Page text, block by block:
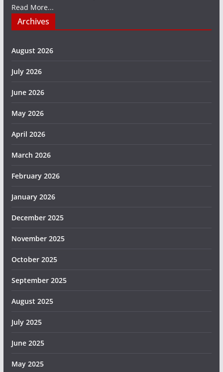
Read More...
Archives
August 2026
July 2026
June 2026
May 2026
April 2026
March 2026
February 2026
January 2026
December 2025
November 2025
October 2025
September 2025
August 2025
July 2025
June 2025
May 2025